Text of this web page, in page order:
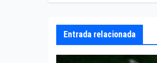
Entrada relacionada